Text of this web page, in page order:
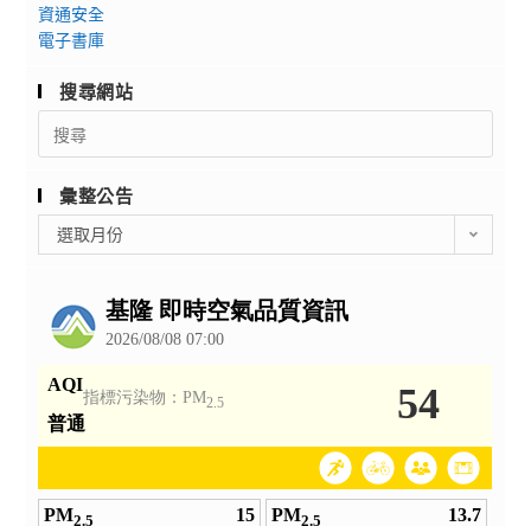
資通安全
電子書庫
搜尋網站
Search
for:
彙整公告
整
選取月份